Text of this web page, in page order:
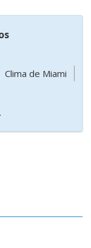
Clima de Miami